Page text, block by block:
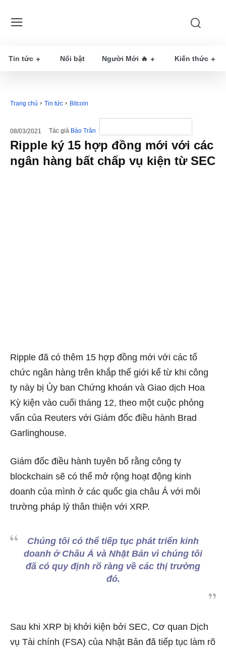
Tin tức Nổi bật Người Mới 🔥 Kiến thức
Trang chủ Tin tức Bitcoin
08/03/2021 Tác giả Bảo Trân
Ripple ký 15 hợp đồng mới với các
ngân hàng bất chấp vụ kiện từ SEC
Ripple đã có thêm 15 hợp đồng mới với các tổ
chức ngân hàng trên khắp thế giới kể từ khi công
ty này bị Ủy ban Chứng khoán và Giao dịch Hoa
Kỳ kiện vào cuối tháng 12, theo một cuộc phỏng
vấn của Reuters với Giám đốc điều hành Brad
Garlinghouse.
Giám đốc điều hành tuyên bố rằng công ty
blockchain sẽ có thể mở rộng hoạt động kinh
doanh của mình ở các quốc gia châu Á với môi
trường pháp lý thân thiện với XRP.
Chúng tôi có thể tiếp tục phát triển kinh
doanh ở Châu Á và Nhật Bản vì chúng tôi
đã có quy định rõ ràng về các thị trường
đó.
Sau khi XRP bị khởi kiện bởi SEC, Cơ quan Dịch
vụ Tài chính (FSA) của Nhật Bản đã tiếp tục làm rõ